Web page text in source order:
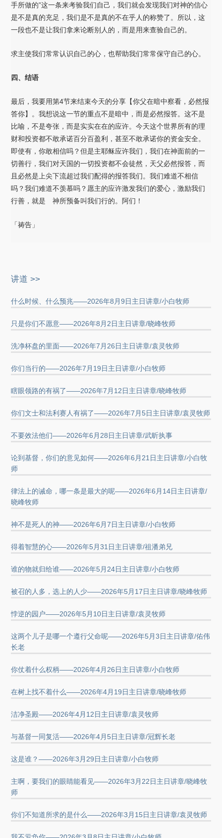
手所做的”这一条来考验我们自己，我们就会发现我们对神的信心
是不是真的充足，我们是不是真的不在乎人的称赞了。所以，这
一段也不是让我们拿来论断别人的，而是用来查验自己的。
求主使我们常常认识自己的心，也帮助我们常常保守自己的心。
四、结语
最后，我要用第4节来结束今天的分享【你父在暗中察看，必然报
答你】。我想说这一节的重点不是暗中，而是必然报答。这不是
比喻，不是夸张，而是实实在在的应许。今天这个世界所有的理
财和投资都不敢承诺百分百盈利，甚至不敢承诺你的资金安全。
即使有，你敢相信吗？但是主耶稣应许我们，我们在神面前的一
切善行，我们对天国的一切投资都不会徒然，天父必然报答，而
且必然是上尖下流超过我们配得的报答我们。我们难道不相信
吗？我们难道不羡慕吗？愿主的应许激发我们的爱心，激励我们
行善，就是 神所预备叫我们行的。阿们！
「祷告」
讲道 >>
什么时候、什么预兆——2026年8月9日主日讲章/小白牧师
只是你们不愿意——2026年8月2日主日讲章/晓峰牧师
洗净杯盘的里面——2026年7月26日主日讲章/袁灵牧师
你们当行的——2026年7月19日主日讲章/小白牧师
瞎眼领路的有祸了——2026年7月12日主日讲章/晓峰牧师
你们文士和法利赛人有祸了——2026年7月5日主日讲章/袁灵牧师
不要效法他们——2026年6月28日主日讲章/武昕执事
论到基督，你们的意见如何——2026年6月21日主日讲章/小白牧
师
律法上的诫命，哪一条是最大的呢——2026年6月14日主日讲章/
晓峰牧师
神不是死人的神——2026年6月7日主日讲章/小白牧师
得着智慧的心——2026年5月31日主日讲章/祖潘弟兄
谁的物就归给谁——2026年5月24日主日讲章/小白牧师
被召的人多，选上的人少——2026年5月17日主日讲章/晓峰牧师
悖逆的园户——2026年5月10日主日讲章/袁灵牧师
这两个儿子是哪一个遵行父命呢——2026年5月3日主日讲章/佑伟
长老
你仗着什么权柄——2026年4月26日主日讲章/小白牧师
在树上找不着什么——2026年4月19日主日讲章/晓峰牧师
洁净圣殿——2026年4月12日主日讲章/袁灵牧师
与基督一同复活——2026年4月5日主日讲章/冠辉长老
这是谁？——2026年3月29日主日讲章/小白牧师
主啊，要我们的眼睛能看见——2026年3月22日主日讲章/晓峰牧
师
你们不知道所求的是什么——2026年3月15日主日讲章/袁灵牧师